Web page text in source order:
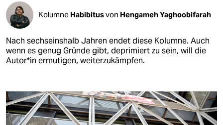
Kolumne Habibitusvon Hengameh Yaghoobifarah
Nach sechseinshalb Jahren endet diese Kolumne. Auch
wenn es genug Gründe gibt, deprimiert zu sein, will die
Au­to­r*in ermutigen, weiterzukämpfen.